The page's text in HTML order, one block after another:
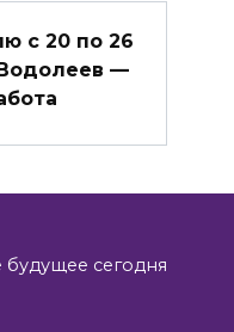
с 20 по 26
—
будущее сегодня